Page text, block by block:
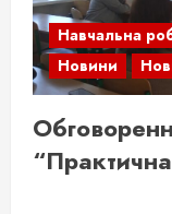
Навчальна
Новини